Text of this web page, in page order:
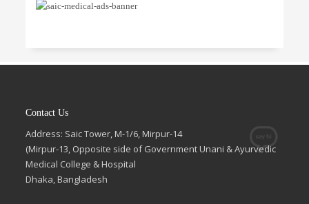
Contact Us
Address: Saic Tower, M-1/6, Mirpur-14
(Mirpur-13, Opposite side of Government Unani & Ayurvedic
Medical College & Hospital
Dhaka, Bangladesh